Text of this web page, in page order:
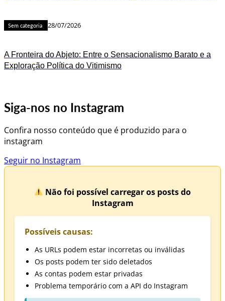
Sem categoria 28/07/2026
A Fronteira do Abjeto: Entre o Sensacionalismo Barato e a
Exploração Política do Vitimismo
Siga-nos no Instagram
Confira nosso conteúdo que é produzido para o
instagram
Seguir no Instagram
Não foi possível carregar os posts do
Instagram
Possíveis causas:
As URLs podem estar incorretas ou inválidas
Os posts podem ter sido deletados
As contas podem estar privadas
Problema temporário com a API do Instagram